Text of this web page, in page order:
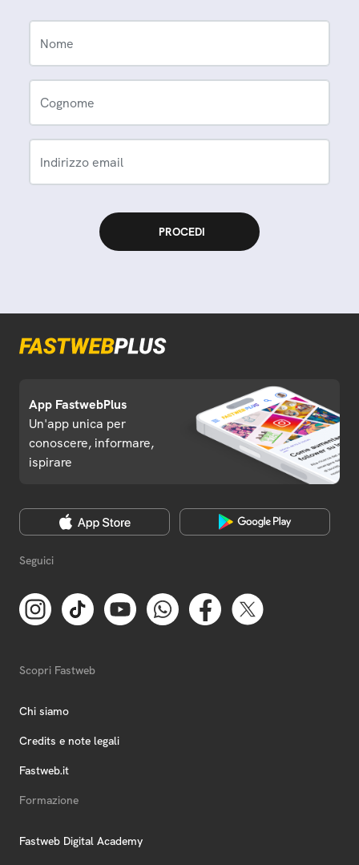
Nome
Cognome
Indirizzo email
App FastwebPlus
Un'app unica per
conoscere, informare,
ispirare
Seguici
Scopri Fastweb
Chi siamo
Credits e note legali
Fastweb.it
Formazione
Fastweb Digital Academy